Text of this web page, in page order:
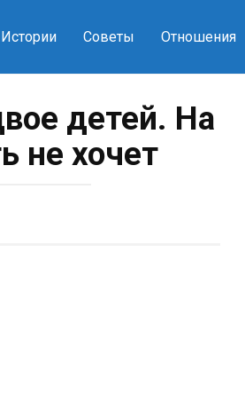
Истории Советы Отношения
детей. На
не хочет